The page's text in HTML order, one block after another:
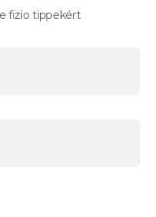
fizio tippekért